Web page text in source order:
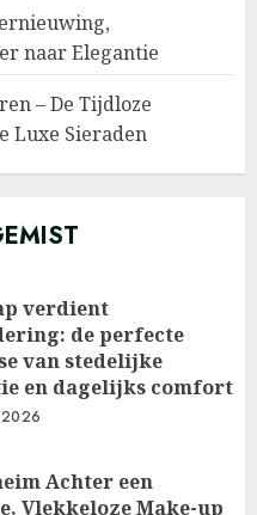
naar Elegantie
– De Tijdloze
Luxe Sieraden
verdient
de perfecte
van stedelijke
en dagelijks comfort
Achter een
Vlekkeloze Make-up